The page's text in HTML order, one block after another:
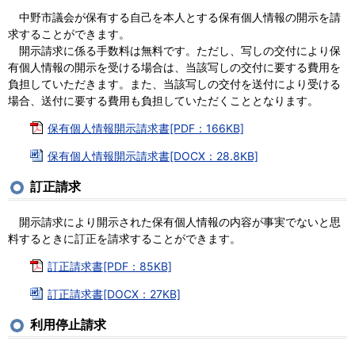
中野市議会が保有する自己を本人とする保有個人情報の開示を請
求することができます。
開示請求に係る手数料は無料です。ただし、写しの交付により保
有個人情報の開示を受ける場合は、当該写しの交付に要する費用を
負担していただきます。また、当該写しの交付を送付により受ける
場合、送付に要する費用も負担していただくこととなります。
保有個人情報開示請求書[PDF：166KB]
保有個人情報開示請求書[DOCX：28.8KB]
訂正請求
開示請求により開示された保有個人情報の内容が事実でないと思
料するときに訂正を請求することができます。
訂正請求書[PDF：85KB]
訂正請求書[DOCX：27KB]
利用停止請求